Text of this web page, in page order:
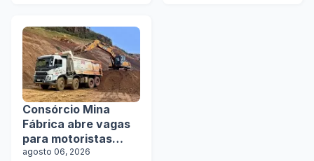
Consórcio Mina
Fábrica abre vagas
para motoristas
categoria D
agosto 06, 2026